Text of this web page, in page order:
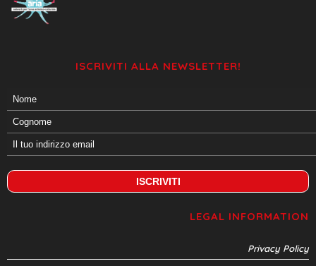
ISCRIVITI ALLA NEWSLETTER!
LEGAL INFORMATION
Privacy Policy